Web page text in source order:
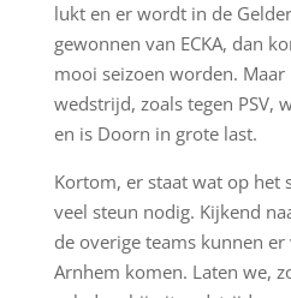
lukt en er wordt in de
gewonnen van ECKA, dan
mooi seizoen worden.
wedstrijd, zoals tegen PSV,
en is Doorn in grote last.
Kortom, er staat wat op het
veel steun nodig. Kijkend
de overige teams kunnen
Arnhem komen. Laten we,